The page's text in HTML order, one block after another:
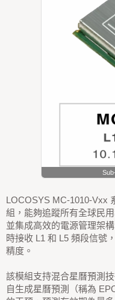
LOCOSYS MC-1010-Vxx
組，能夠追蹤所有全球民
並集成高效的電源管理架
時接收 L1 和 L5 頻段信號
精度。
該模組支持混合星曆預測
自生成星曆預測（稱為